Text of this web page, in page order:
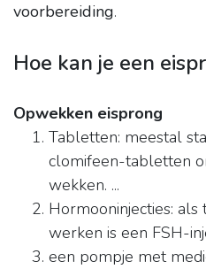
voorbereiding.
Hoe kan je een
Opwekken eisprong
Tabletten: meestal
clomifeen-tabletten
wekken. ...
Hormooninjecties:
werken is een FSH-
een pompje met